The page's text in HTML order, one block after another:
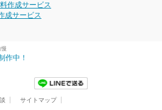
成サービス
サイトマップ